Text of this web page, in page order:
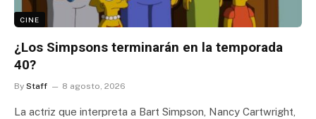
CINE
¿Los Simpsons terminarán en la temporada
40?
By Staff 8 agosto, 2026
La actriz que interpreta a Bart Simpson, Nancy Cartwright,